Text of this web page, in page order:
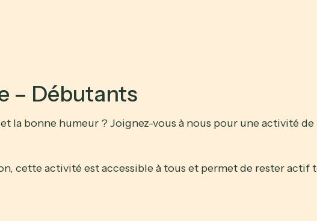
– Débutants
la bonne humeur ? Joignez-vous à nous pour une activité de
cette activité est accessible à tous et permet de rester actif